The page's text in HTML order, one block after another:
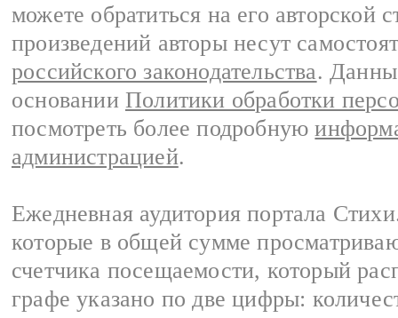
можете обратиться на его авторской
произведений авторы несут
российского законодательства.
основании Политики обработки
посмотреть более подробную
администрацией.
Ежедневная аудитория портала
которые в общей сумме
счетчика посещаемости, который
графе указано по две цифры: